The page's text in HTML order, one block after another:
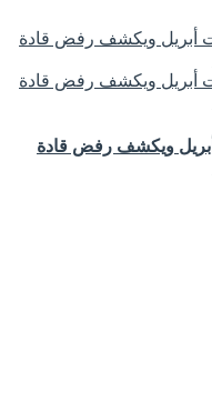
أبريل ويكشف رفض قادة